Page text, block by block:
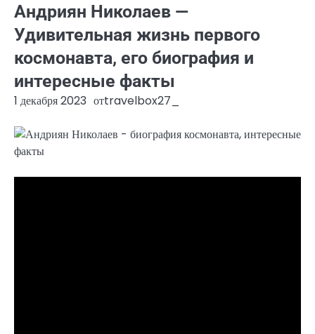
Андриян Николаев —
Удивительная жизнь первого
космонавта, его биография и
интересные факты
1 декабря 2023 отtravelbox27_